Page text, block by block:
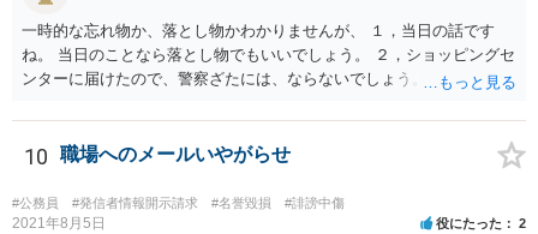
一時的な忘れ物か、落とし物かわかりませんが、 １，当日の話です
ね。 当日のことなら落とし物でもいいでしょう。 ２，ショッピングセ
ンターに届けたので、警察ざたには、ならないでしょう。 職場に知ら
10 職場へのメールいやがらせ
#公務員 #発信者情報開示請求 #名誉毀損 #誹謗中傷
2021年8月5日 役にたった 2